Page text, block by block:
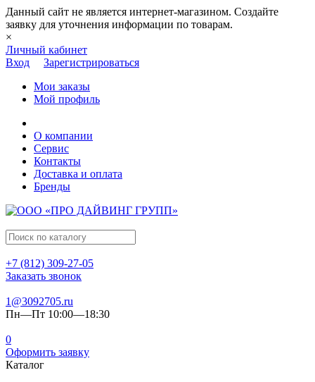
Данный сайт не является интернет-магазином. Создайте
заявку для уточнения информации по товарам.
×
Личный кабинет
Вход
Зарегистрироваться
Мои заказы
Мой профиль
О компании
Сервис
Контакты
Доставка и оплата
Бренды
+7 (812) 309-27-05
Заказать звонок
1@3092705.ru
Пн—Пт 10:00—18:30
0
Оформить заявку
Каталог